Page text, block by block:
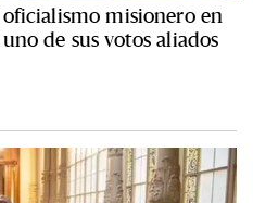
misionero en
de sus votos aliados